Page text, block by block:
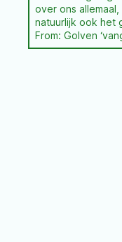
over ons
natuurlijk ook het
From: Golven